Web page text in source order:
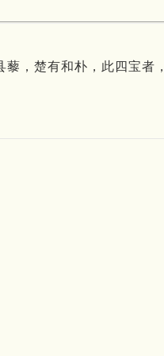
，楚有和朴，此四宝者